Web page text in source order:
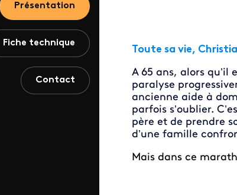
Présentation
Fiche technique
Contact
Toute sa vie,
A 65 ans, alors qu’il
paralyse
ancienne aide à
parfois s’oublier.
père et de prendre
d’une famille
Mais dans ce